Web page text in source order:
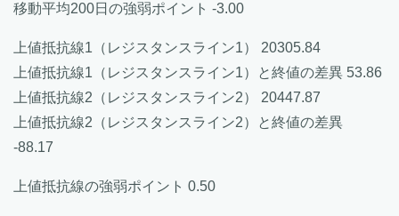
移動平均200日の強弱ポイント -3.00
上値抵抗線1（レジスタンスライン1） 20305.84
上値抵抗線1（レジスタンスライン1）と終値の差異 53.86
上値抵抗線2（レジスタンスライン2） 20447.87
上値抵抗線2（レジスタンスライン2）と終値の差異
-88.17
上値抵抗線の強弱ポイント 0.50